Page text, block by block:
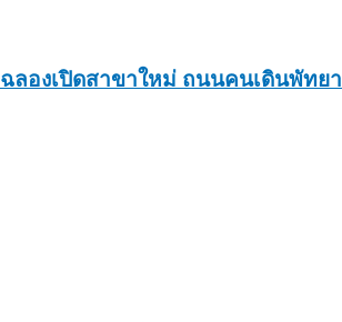
ฉลองเปิดสาขาใหม่ ถนนคนเดินพัทยา